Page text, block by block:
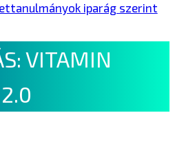
iparág szerint
VITAMIN